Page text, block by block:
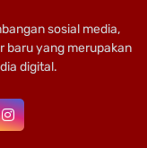
sosial media,
baru yang merupakan
digital.